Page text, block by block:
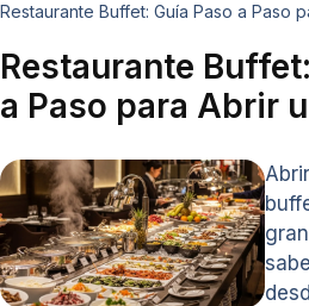
Restaurante Buffet: Guía Paso a Paso
Restaurante
a Paso para Abrir